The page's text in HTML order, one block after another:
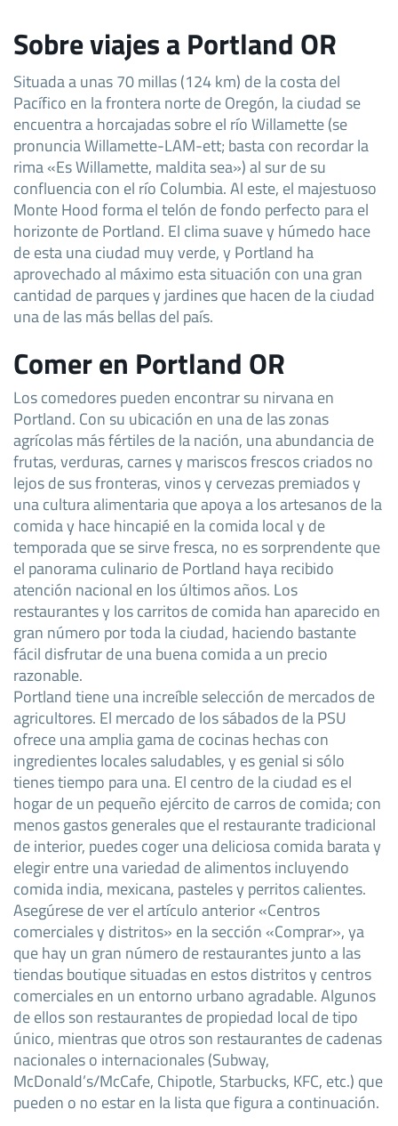
Sobre viajes a Portland OR
Situada a unas 70 millas (124 km) de la costa del
Pacífico en la frontera norte de Oregón, la ciudad se
encuentra a horcajadas sobre el río Willamette (se
pronuncia Willamette-LAM-ett; basta con recordar la
rima «Es Willamette, maldita sea») al sur de su
confluencia con el río Columbia. Al este, el majestuoso
Monte Hood forma el telón de fondo perfecto para el
horizonte de Portland. El clima suave y húmedo hace
de esta una ciudad muy verde, y Portland ha
aprovechado al máximo esta situación con una gran
cantidad de parques y jardines que hacen de la ciudad
una de las más bellas del país.
Comer en Portland OR
Los comedores pueden encontrar su nirvana en
Portland. Con su ubicación en una de las zonas
agrícolas más fértiles de la nación, una abundancia de
frutas, verduras, carnes y mariscos frescos criados no
lejos de sus fronteras, vinos y cervezas premiados y
una cultura alimentaria que apoya a los artesanos de la
comida y hace hincapié en la comida local y de
temporada que se sirve fresca, no es sorprendente que
el panorama culinario de Portland haya recibido
atención nacional en los últimos años. Los
restaurantes y los carritos de comida han aparecido en
gran número por toda la ciudad, haciendo bastante
fácil disfrutar de una buena comida a un precio
razonable.
Portland tiene una increíble selección de mercados de
agricultores. El mercado de los sábados de la PSU
ofrece una amplia gama de cocinas hechas con
ingredientes locales saludables, y es genial si sólo
tienes tiempo para una. El centro de la ciudad es el
hogar de un pequeño ejército de carros de comida; con
menos gastos generales que el restaurante tradicional
de interior, puedes coger una deliciosa comida barata y
elegir entre una variedad de alimentos incluyendo
comida india, mexicana, pasteles y perritos calientes.
Asegúrese de ver el artículo anterior «Centros
comerciales y distritos» en la sección «Comprar», ya
que hay un gran número de restaurantes junto a las
tiendas boutique situadas en estos distritos y centros
comerciales en un entorno urbano agradable. Algunos
de ellos son restaurantes de propiedad local de tipo
único, mientras que otros son restaurantes de cadenas
nacionales o internacionales (Subway,
McDonald’s/McCafe, Chipotle, Starbucks, KFC, etc.) que
pueden o no estar en la lista que figura a continuación.